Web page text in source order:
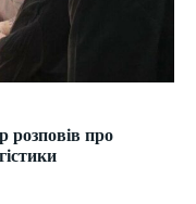
розповів про